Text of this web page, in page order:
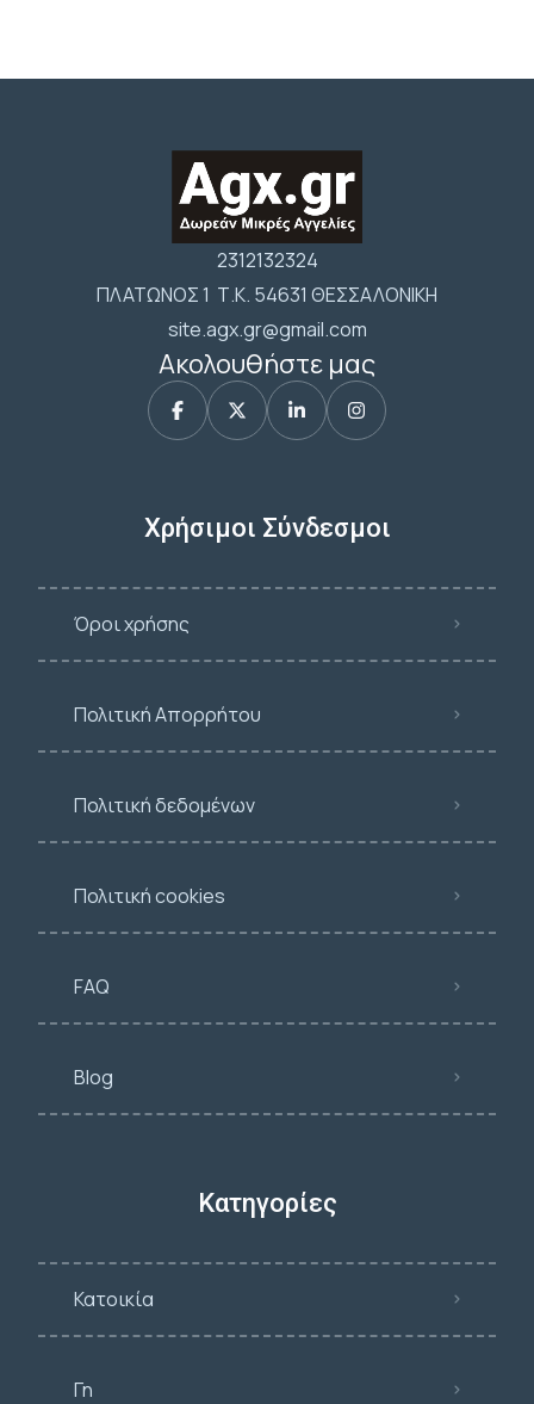
2312132324
ΠΛΑΤΩΝΟΣ 1 Τ.Κ. 54631 ΘΕΣΣΑΛΟΝΙΚΗ
site.agx.gr@gmail.com
Ακολουθήστε μας
Χρήσιμοι Σύνδεσμοι
Όροι χρήσης
Πολιτική Απορρήτου
Πολιτική δεδομένων
Πολιτική cookies
FAQ
Blog
Κατηγορίες
Κατοικία
Γη